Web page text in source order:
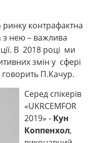
ринку контрафактна
з нею – важлива
В 2018 році ми
змін у сфері
говорить П.Качур.
Серед спікерів
«UKRCEMFOR
2019» - Кун
Коппенхол,